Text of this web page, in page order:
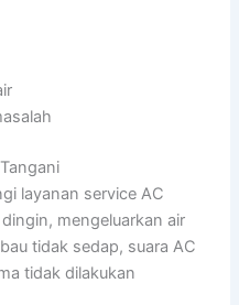
layanan service AC
mengeluarkan air
tidak sedap, suara AC
tidak dilakukan